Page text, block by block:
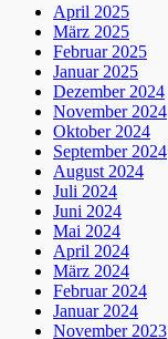
April 2025
März 2025
Februar 2025
Januar 2025
Dezember 2024
November 2024
Oktober 2024
September 2024
August 2024
Juli 2024
Juni 2024
Mai 2024
April 2024
März 2024
Februar 2024
Januar 2024
November 2023